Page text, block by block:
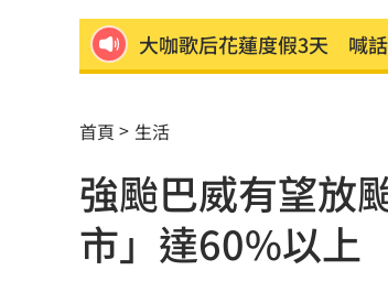
大咖歌后花蓮度假3天 喊
繞違停貨車遭撞！嘉義婦慘
新濠建設單日狂掃5點 風
震後徒手搬瓦礫救人 委國
首頁 生活
強颱巴威有望放
市」達60%以上